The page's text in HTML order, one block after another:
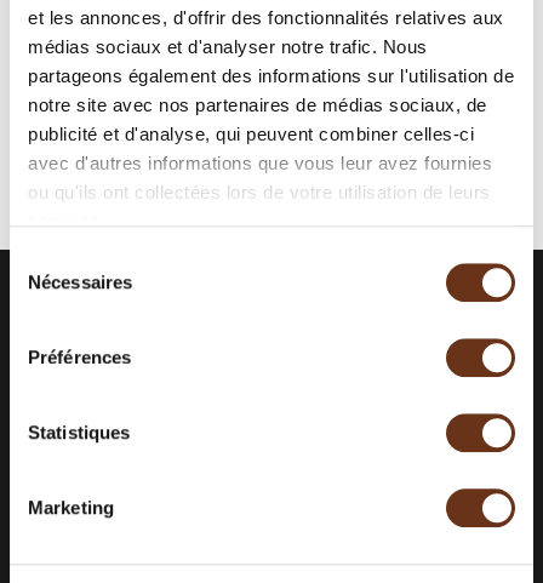
et les annonces, d'offrir des fonctionnalités relatives aux
médias sociaux et d'analyser notre trafic. Nous
partageons également des informations sur l'utilisation de
notre site avec nos partenaires de médias sociaux, de
publicité et d'analyse, qui peuvent combiner celles-ci
avec d'autres informations que vous leur avez fournies
ou qu'ils ont collectées lors de votre utilisation de leurs
Nécessaires
Préférences
Statistiques
Marketing
Ou appelez au1 888 724-6944
RESTEZ INFORMÉS.
ABONNEZ-
INFOLETTRE.